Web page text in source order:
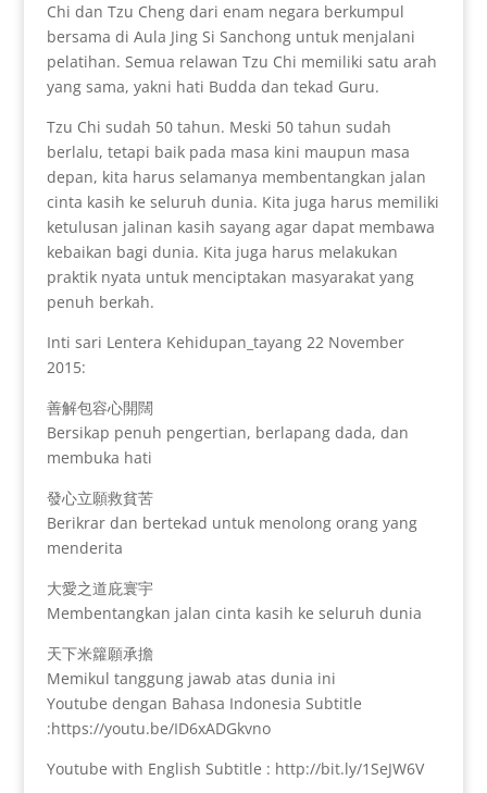
Chi dan Tzu Cheng dari enam negara berkumpul
bersama di Aula Jing Si Sanchong untuk menjalani
pelatihan. Semua relawan Tzu Chi memiliki satu arah
yang sama, yakni hati Budda dan tekad Guru.
Tzu Chi sudah 50 tahun. Meski 50 tahun sudah
berlalu, tetapi baik pada masa kini maupun masa
depan, kita harus selamanya membentangkan jalan
cinta kasih ke seluruh dunia. Kita juga harus memiliki
ketulusan jalinan kasih sayang agar dapat membawa
kebaikan bagi dunia. Kita juga harus melakukan
praktik nyata untuk menciptakan masyarakat yang
penuh berkah.
Inti sari Lentera Kehidupan_tayang 22 November
2015:
善解包容心開闊
Bersikap penuh pengertian, berlapang dada, dan
membuka hati
發心立願救貧苦
Berikrar dan bertekad untuk menolong orang yang
menderita
大愛之道庇寰宇
Membentangkan jalan cinta kasih ke seluruh dunia
天下米籮願承擔
Memikul tanggung jawab atas dunia ini
Youtube dengan Bahasa Indonesia Subtitle
:https://youtu.be/ID6xADGkvno
Youtube with English Subtitle : http://bit.ly/1SeJW6V